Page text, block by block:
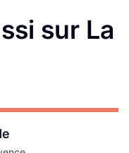
sur La